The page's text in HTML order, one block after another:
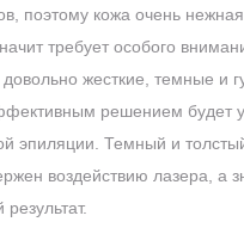
поэтому кожа очень
требует особого
жесткие, темные и
решением будет
эпиляции. Темный и
воздействию лазера, а